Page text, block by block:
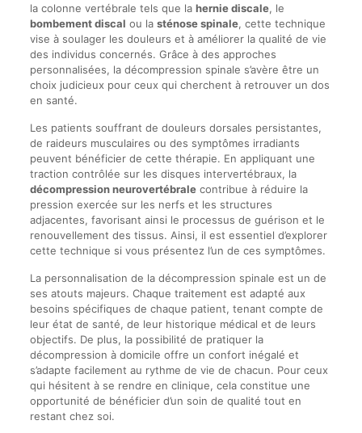
la colonne vertébrale tels que la hernie discale, le
bombement discal ou la sténose spinale, cette technique
vise à soulager les douleurs et à améliorer la qualité de vie
des individus concernés. Grâce à des approches
personnalisées, la décompression spinale s’avère être un
choix judicieux pour ceux qui cherchent à retrouver un dos
en santé.
Les patients souffrant de douleurs dorsales persistantes,
de raideurs musculaires ou des symptômes irradiants
peuvent bénéficier de cette thérapie. En appliquant une
traction contrôlée sur les disques intervertébraux, la
décompression neurovertébralecontribue à réduire la
pression exercée sur les nerfs et les structures
adjacentes, favorisant ainsi le processus de guérison et le
renouvellement des tissus. Ainsi, il est essentiel d’explorer
cette technique si vous présentez l’un de ces symptômes.
La personnalisation de la décompression spinale est un de
ses atouts majeurs. Chaque traitement est adapté aux
besoins spécifiques de chaque patient, tenant compte de
leur état de santé, de leur historique médical et de leurs
objectifs. De plus, la possibilité de pratiquer la
décompression à domicile offre un confort inégalé et
s’adapte facilement au rythme de vie de chacun. Pour ceux
qui hésitent à se rendre en clinique, cela constitue une
opportunité de bénéficier d’un soin de qualité tout en
restant chez soi.